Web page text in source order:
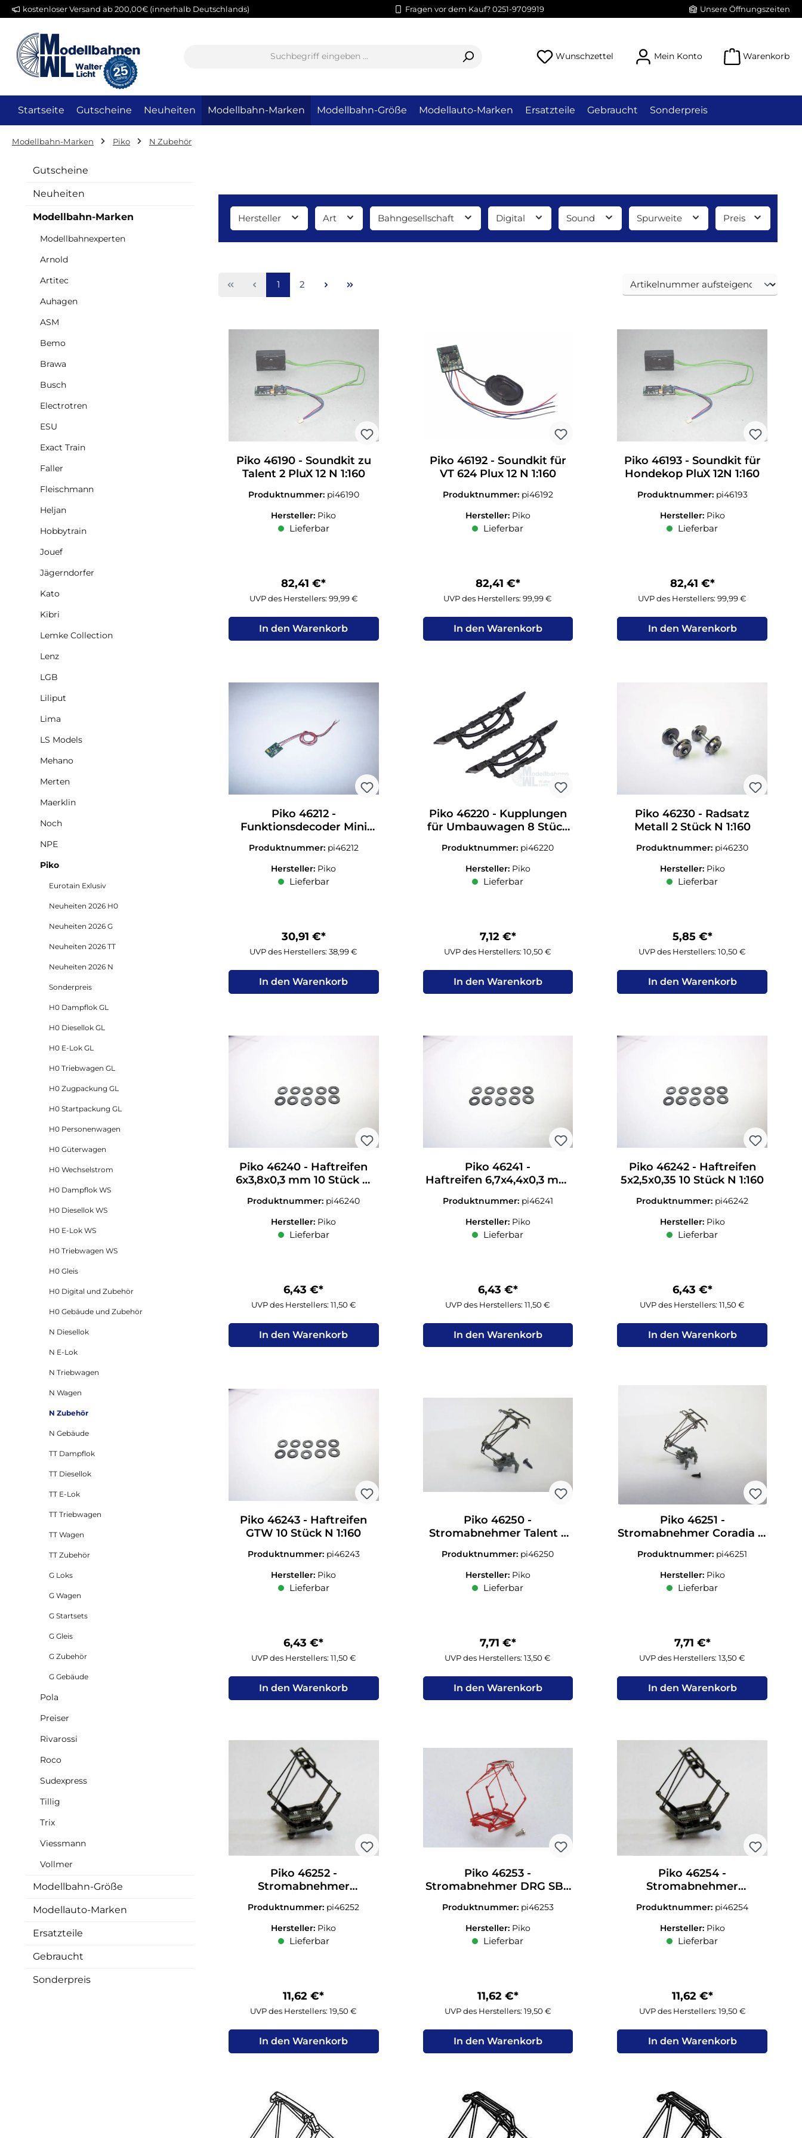
Hauptinhalt springen
Zur Suche springen
Zur Hauptnavigation springen
kostenloser Versand ab 200,00€ (innerhalb Deutschlands) Fragen vor dem Kauf? 0251-9709919 Unsere Öffnungszeiten
Wunschzettel Du hast 0 Produkte auf dem Merkzettel
Mein Konto Warenkorb
Startseite Gutscheine Neuheiten Modellbahn-Marken Modellbahn-Größe Modellauto-Marken Ersatzteile Gebraucht Sonderpreis
Modellbahn-Marken Piko N Zubehör
Gutscheine
Neuheiten
Modellbahn-Marken
Modellbahnexperten
Arnold
Artitec
Auhagen
ASM
Bemo
Brawa
Busch
Electrotren
ESU
Exact Train
Faller
Fleischmann
Heljan
Hobbytrain
Jouef
Jägerndorfer
Kato
Kibri
Lemke Collection
Lenz
LGB
Liliput
Lima
LS Models
Mehano
Merten
Maerklin
Noch
NPE
Piko
Eurotain Exlusiv
Neuheiten 2026 H0
Neuheiten 2026 G
Neuheiten 2026 TT
Neuheiten 2026 N
Sonderpreis
H0 Dampflok GL
H0 Diesellok GL
H0 E-Lok GL
H0 Triebwagen GL
H0 Zugpackung GL
H0 Startpackung GL
H0 Personenwagen
H0 Güterwagen
H0 Wechselstrom
H0 Dampflok WS
H0 Diesellok WS
H0 E-Lok WS
H0 Triebwagen WS
H0 Gleis
H0 Digital und Zubehör
H0 Gebäude und Zubehör
N Diesellok
N E-Lok
N Triebwagen
N Wagen
N Zubehör
N Gebäude
TT Dampflok
TT Diesellok
TT E-Lok
TT Triebwagen
TT Wagen
TT Zubehör
G Loks
G Wagen
G Startsets
G Gleis
G Zubehör
G Gebäude
Pola
Preiser
Rivarossi
Roco
Sudexpress
Tillig
Trix
Viessmann
Vollmer
Modellbahn-Größe
Modellauto-Marken
Ersatzteile
Gebraucht
Sonderpreis
Hersteller Art Bahngesellschaft Digital Sound Spurweite Preis
Seite
1 Seite
2
Piko 46190 - Soundkit zu
Talent 2 PluX 12 N 1:160
Produktnummer: pi46190
Hersteller: Piko
Lieferbar
82,41 €*
UVP des Herstellers: 99,99 €
In den Warenkorb
Piko 46192 - Soundkit für
VT 624 Plux 12 N 1:160
Produktnummer: pi46192
Hersteller: Piko
Lieferbar
82,41 €*
UVP des Herstellers: 99,99 €
In den Warenkorb
Piko 46193 - Soundkit für
Hondekop PluX 12N 1:160
Produktnummer: pi46193
Hersteller: Piko
Lieferbar
82,41 €*
UVP des Herstellers: 99,99 €
In den Warenkorb
Piko 46212 -
Funktionsdecoder Mini
Produktnummer: pi46212
Hersteller: Piko
Lieferbar
30,91 €*
UVP des Herstellers: 38,99 €
In den Warenkorb
Piko 46220 - Kupplungen
für Umbauwagen 8 Stück
Produktnummer: pi46220
Hersteller: Piko
Lieferbar
7,12 €*
UVP des Herstellers: 10,50 €
In den Warenkorb
Piko 46230 - Radsatz
Metall 2 Stück N 1:160
Produktnummer: pi46230
Hersteller: Piko
Lieferbar
5,85 €*
UVP des Herstellers: 10,50 €
In den Warenkorb
Piko 46240 - Haftreifen
6x3,8x0,3 mm 10 Stück N
Produktnummer: pi46240
Hersteller: Piko
Lieferbar
6,43 €*
UVP des Herstellers: 11,50 €
In den Warenkorb
Piko 46241 -
Haftreifen 6,7x4,4x0,3 mm
Produktnummer: pi46241
Hersteller: Piko
Lieferbar
6,43 €*
UVP des Herstellers: 11,50 €
In den Warenkorb
Piko 46242 - Haftreifen
5x2,5x0,35 10 Stück N 1:160
Produktnummer: pi46242
Hersteller: Piko
Lieferbar
6,43 €*
UVP des Herstellers: 11,50 €
In den Warenkorb
Piko 46243 - Haftreifen
GTW 10 Stück N 1:160
Produktnummer: pi46243
Hersteller: Piko
Lieferbar
6,43 €*
UVP des Herstellers: 11,50 €
In den Warenkorb
Piko 46250 -
Stromabnehmer Talent 2
Produktnummer: pi46250
Hersteller: Piko
Lieferbar
7,71 €*
UVP des Herstellers: 13,50 €
In den Warenkorb
Piko 46251 -
Stromabnehmer Coradia N
Produktnummer: pi46251
Hersteller: Piko
Lieferbar
7,71 €*
UVP des Herstellers: 13,50 €
In den Warenkorb
Piko 46252 -
Stromabnehmer
1:160
Produktnummer: pi46252
Hersteller: Piko
Lieferbar
11,62 €*
UVP des Herstellers: 19,50 €
In den Warenkorb
Piko 46253 -
Stromabnehmer DRG SBS
Produktnummer: pi46253
Hersteller: Piko
Lieferbar
11,62 €*
UVP des Herstellers: 19,50 €
In den Warenkorb
Piko 46254 -
Stromabnehmer
1:160
Produktnummer: pi46254
Hersteller: Piko
Lieferbar
11,62 €*
UVP des Herstellers: 19,50 €
In den Warenkorb